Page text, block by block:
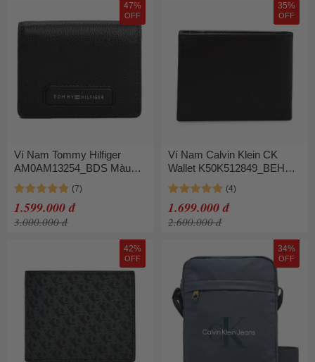
47%
OFF
Ví Nam Tommy Hilfiger
AM0AM13254_BDS Màu
Đen
1.599.000 đ
3.000.000 đ
35%
OFF
Ví Nam Calvin Klein CK
Wallet K50K512849_BEH
Màu Đen
1.699.000 đ
2.600.000 đ
42%
OFF
34%
OFF